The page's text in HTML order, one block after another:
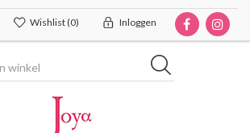
Wishlist(0) Inloggen